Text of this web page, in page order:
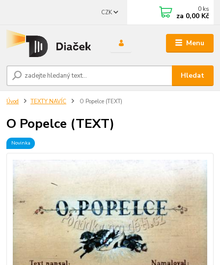
Menu
CZK
Hledat
0 ks
za 0,00 Kč
Úvod TEXTY NAVÍC O Popelce (TEXT)
O Popelce (TEXT)
Novinka